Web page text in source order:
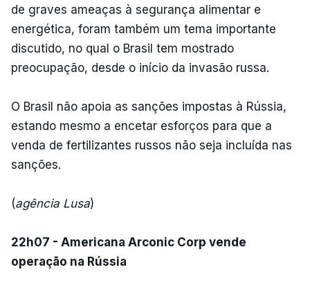
de graves ameaças à segurança alimentar e
energética, foram também um tema importante
discutido, no qual o Brasil tem mostrado
preocupação, desde o início da invasão russa.
O Brasil não apoia as sanções impostas à Rússia,
estando mesmo a encetar esforços para que a
venda de fertilizantes russos não seja incluída nas
sanções.
(agência Lusa)
22h07 - Americana Arconic Corp vende
operação na Rússia